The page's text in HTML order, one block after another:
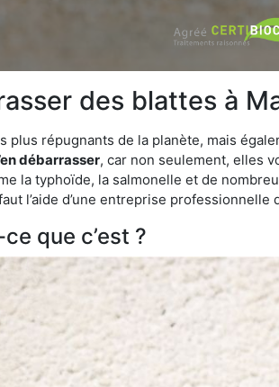
des blattes à
répugnants de la planète, mais
débarrasser, car non seulement, elles
la typhoïde, la salmonelle et de
l’aide d’une entreprise
que c’est ?